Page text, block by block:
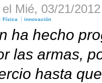
el Mié, 03/21/
Física innovación
ha hecho
las armas,
hasta